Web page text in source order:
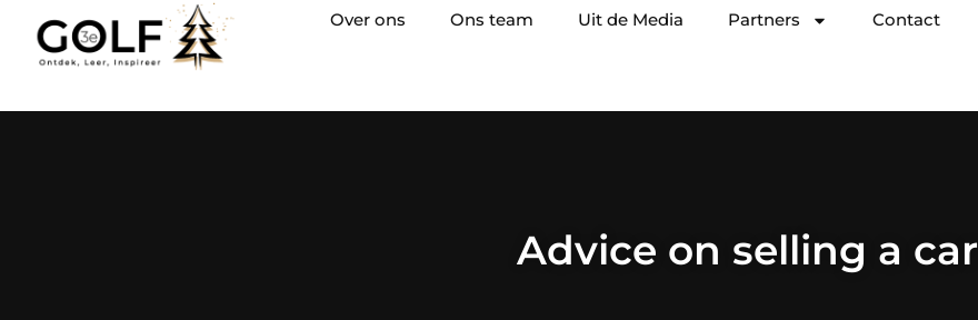
Over ons Ons team Uit de Media Partners Contact
Advice on selling a car